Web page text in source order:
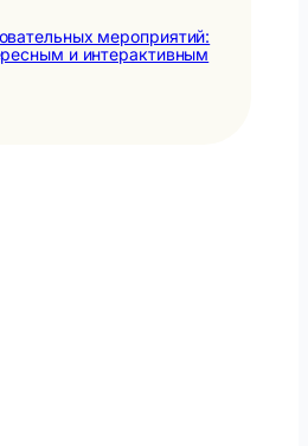
мероприятий:
и интерактивным